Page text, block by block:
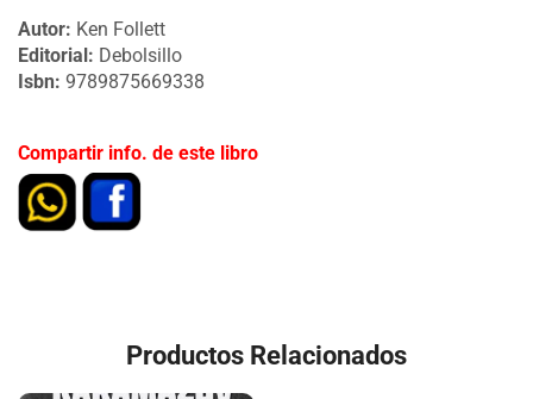
Autor: Ken Follett
Editorial: Debolsillo
Isbn: 9789875669338
Compartir info. de este libro
Productos Relacionados